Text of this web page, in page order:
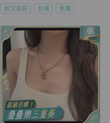
狀況良好 台灣 免運